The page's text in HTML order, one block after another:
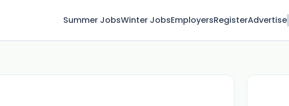
Summer JobsWinter JobsEmployersRegisterAdvertise